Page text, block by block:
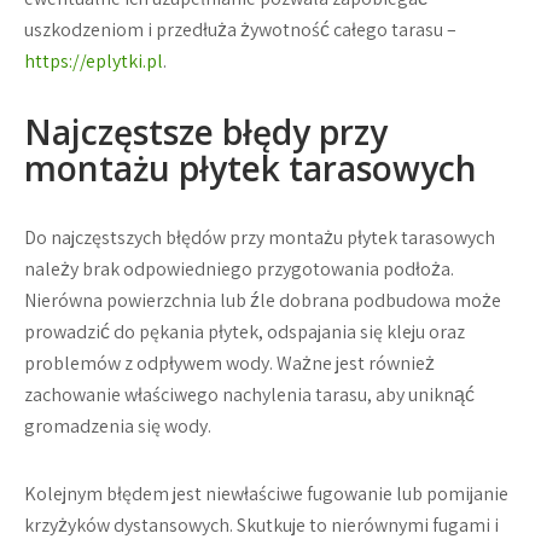
uszkodzeniom i przedłuża żywotność całego tarasu –
https://eplytki.pl.
Najczęstsze błędy przy
montażu płytek tarasowych
Do najczęstszych błędów przy montażu płytek tarasowych
należy brak odpowiedniego przygotowania podłoża.
Nierówna powierzchnia lub źle dobrana podbudowa może
prowadzić do pękania płytek, odspajania się kleju oraz
problemów z odpływem wody. Ważne jest również
zachowanie właściwego nachylenia tarasu, aby uniknąć
gromadzenia się wody.
Kolejnym błędem jest niewłaściwe fugowanie lub pomijanie
krzyżyków dystansowych. Skutkuje to nierównymi fugami i